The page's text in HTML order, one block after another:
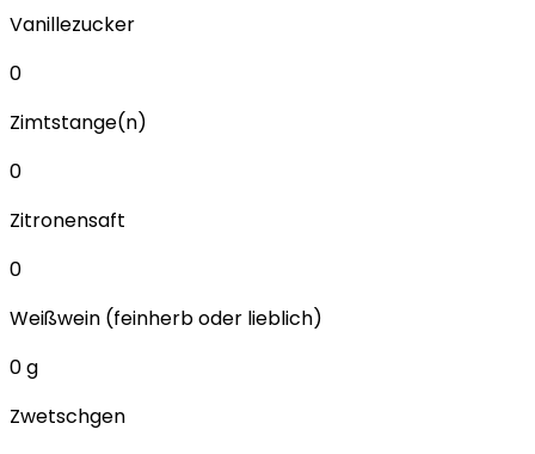
Vanillezucker
0
Zimtstange(n)
0
Zitronensaft
0
Weißwein (feinherb oder lieblich)
0g
Zwetschgen